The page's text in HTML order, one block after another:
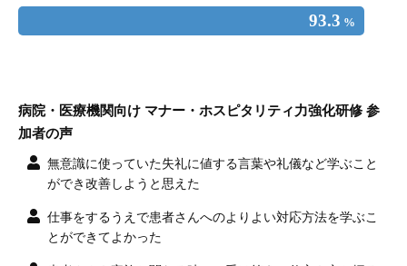
93.3 %
病院・医療機関向け マナー・ホスピタリティ力強化研修 参
加者の声
無意識に使っていた失礼に値する言葉や礼儀など学ぶこと
ができ改善しようと思えた
仕事をするうえで患者さんへのよりよい対応方法を学ぶこ
とができてよかった